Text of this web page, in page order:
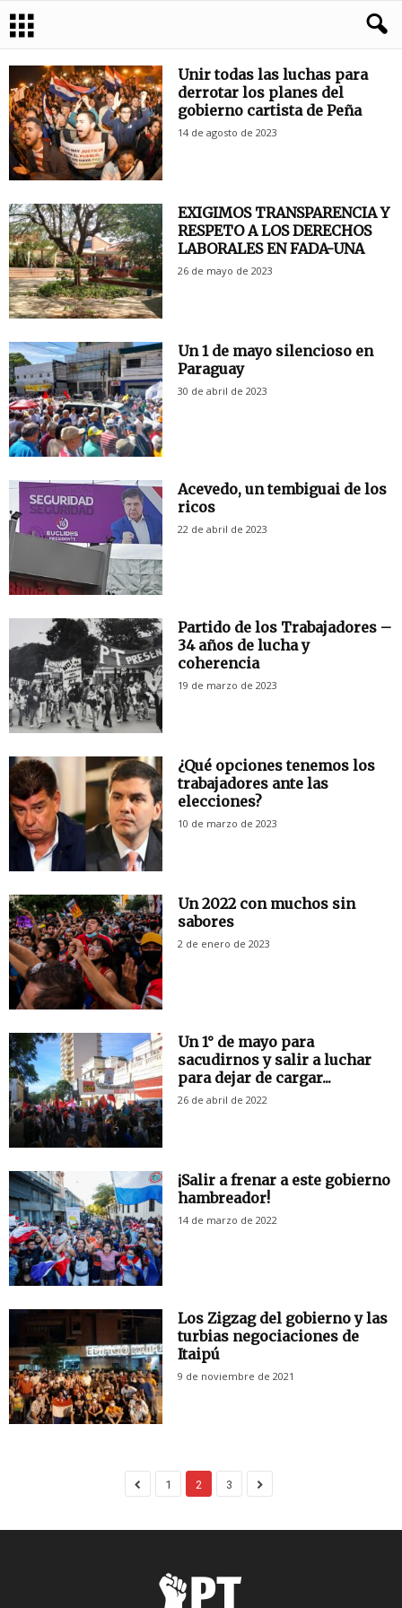
Unir todas las luchas para
derrotar los planes del
gobierno cartista de Peña
14 de agosto de 2023
EXIGIMOS TRANSPARENCIA Y
RESPETO A LOS DERECHOS
LABORALES EN FADA-UNA
26 de mayo de 2023
Un 1 de mayo silencioso en
Paraguay
30 de abril de 2023
Acevedo, un tembiguai de los
ricos
22 de abril de 2023
Partido de los Trabajadores –
34 años de lucha y
coherencia
19 de marzo de 2023
¿Qué opciones tenemos los
trabajadores ante las
elecciones?
10 de marzo de 2023
Un 2022 con muchos sin
sabores
2 de enero de 2023
Un 1° de mayo para
sacudirnos y salir a luchar
para dejar de cargar...
26 de abril de 2022
¡Salir a frenar a este gobierno
hambreador!
14 de marzo de 2022
Los Zigzag del gobierno y las
turbias negociaciones de
Itaipú
9 de noviembre de 2021
1 2 3